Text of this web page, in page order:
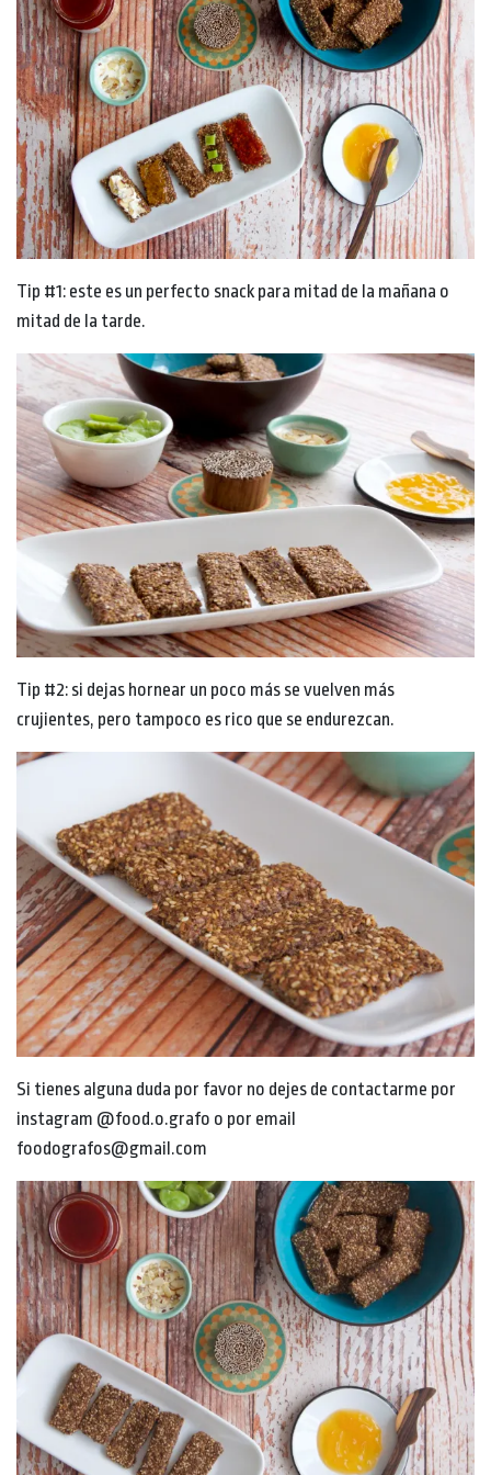
Tip #1: este es un perfecto snack para mitad de la mañana o
mitad de la tarde.
Tip #2: si dejas hornear un poco más se vuelven más
crujientes, pero tampoco es rico que se endurezcan.
Si tienes alguna duda por favor no dejes de contactarme por
instagram @food.o.grafo o por email
foodografos@gmail.com